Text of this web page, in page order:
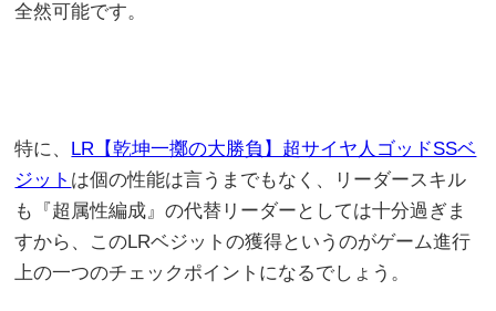
全然可能です。
特に、
LR【乾坤一擲の大勝負】超サイヤ人ゴッドSSベ
ジット は個の性能は言うまでもなく、リーダースキル
も『超属性編成』の代替リーダーとしては十分過ぎま
すから、このLRベジットの獲得というのがゲーム進行
上の一つのチェックポイントになるでしょう。